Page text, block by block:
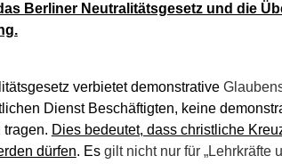
Berliner Neutralitätsgesetz und die
verbietet demonstrative
Dienst Beschäftigten, keine
tragen. Dies bedeutet, dass christliche
dürfen. Es gilt nicht nur für „Lehrkräfte